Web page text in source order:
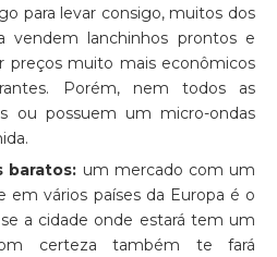
para levar consigo, muitos dos
vendem lanchinhos prontos e
preços muito mais econômicos
Porém, nem todos as
ou possuem um micro-ondas
baratos: um mercado com um
em vários países da Europa é o
a cidade onde estará tem um
certeza também te fará